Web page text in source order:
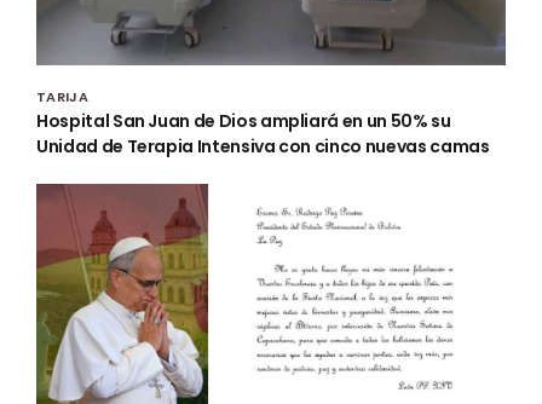
TARIJA
Hospital San Juan de Dios ampliará en un 50% su
Unidad de Terapia Intensiva con cinco nuevas camas